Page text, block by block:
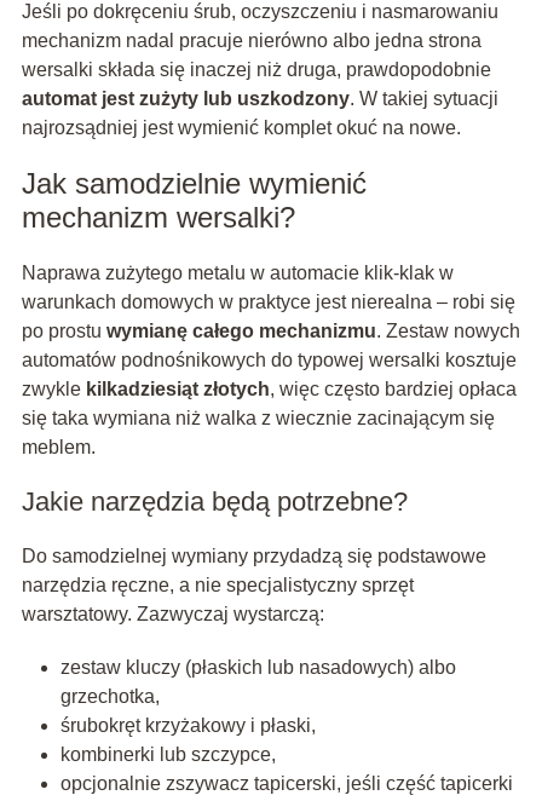
Jeśli po dokręceniu śrub, oczyszczeniu i nasmarowaniu
mechanizm nadal pracuje nierówno albo jedna strona
wersalki składa się inaczej niż druga, prawdopodobnie
automat jest zużyty lub uszkodzony. W takiej sytuacji
najrozsądniej jest wymienić komplet okuć na nowe.
Jak samodzielnie wymienić
mechanizm wersalki?
Naprawa zużytego metalu w automacie klik-klak w
warunkach domowych w praktyce jest nierealna – robi się
po prostu wymianę całego mechanizmu. Zestaw nowych
automatów podnośnikowych do typowej wersalki kosztuje
zwykle kilkadziesiąt złotych, więc często bardziej opłaca
się taka wymiana niż walka z wiecznie zacinającym się
meblem.
Jakie narzędzia będą potrzebne?
Do samodzielnej wymiany przydadzą się podstawowe
narzędzia ręczne, a nie specjalistyczny sprzęt
warsztatowy. Zazwyczaj wystarczą:
zestaw kluczy (płaskich lub nasadowych) albo
grzechotka,
śrubokręt krzyżakowy i płaski,
kombinerki lub szczypce,
opcjonalnie zszywacz tapicerski, jeśli część tapicerki